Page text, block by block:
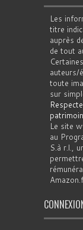
Les
titre
auprès
de tout
auteurs/
toute
sur
Le site
au
S.à r.l.,